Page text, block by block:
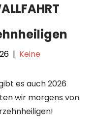
| Keine
es auch 2026
wir morgens von